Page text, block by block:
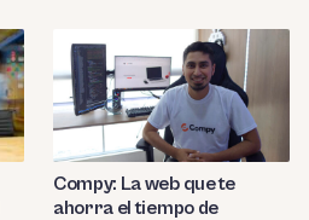
Compy: La web que te
ahorra el tiempo de